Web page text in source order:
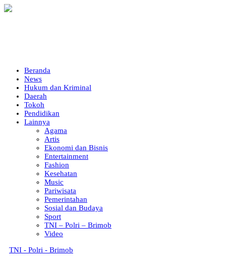
Beranda
News
Hukum dan Kriminal
Daerah
Tokoh
Pendidikan
Lainnya
Agama
Artis
Ekonomi dan Bisnis
Entertainment
Fashion
Kesehatan
Music
Pariwisata
Pemerintahan
Sosial dan Budaya
Sport
TNI – Polri – Brimob
Video
TNI - Polri - Brimob